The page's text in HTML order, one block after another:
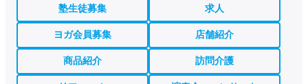
塾生徒募集 求人
ヨガ会員募集 店舗紹介
商品紹介 訪問介護